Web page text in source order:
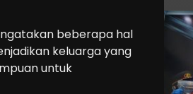
beberapa hal
keluarga yang
untuk